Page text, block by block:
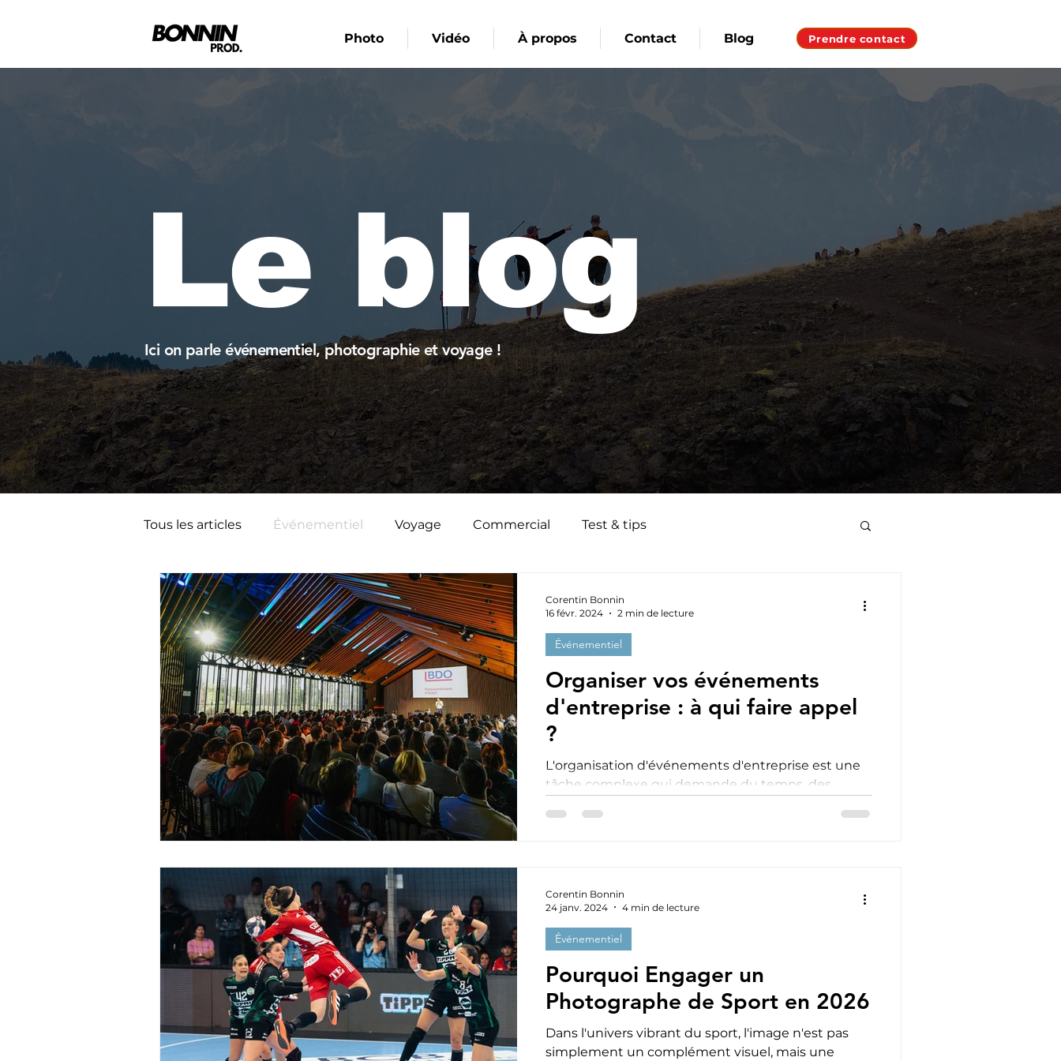
Photo Vidéo À propos Contact Blog Prendre contact
Le blog
Ici on parle événementiel, photographie et voyage !
Tous les articles Événementiel Voyage Commercial Test & tips
Organiser vos événements
d'entreprise : à qui faire appel
?
L'organisation d'événements d'entreprise est une
tâche complexe qui demande du temps, des
Événementiel
Corentin Bonnin
16 févr. 2024
2 min de lecture
Pourquoi Engager un
Photographe de Sport en 2026
Dans l'univers vibrant du sport, l'image n'est pas
simplement un complément visuel, mais une
Événementiel
Corentin Bonnin
24 janv. 2024
4 min de lecture